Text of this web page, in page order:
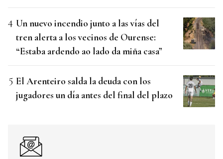
Un nuevo incendio junto a las vías del
tren alerta a los vecinos de Ourense:
“Estaba ardendo ao lado da miña casa”
El Arenteiro salda la deuda con los
jugadores un día antes del final del plazo